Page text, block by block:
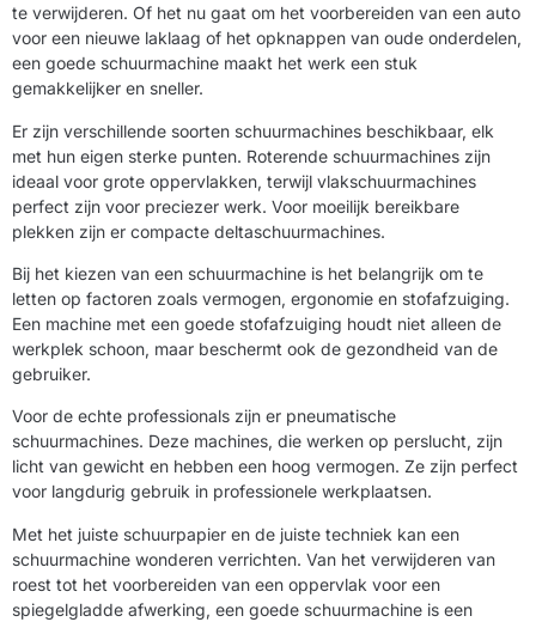
te verwijderen. Of het nu gaat om het voorbereiden van een auto
voor een nieuwe laklaag of het opknappen van oude onderdelen,
een goede schuurmachine maakt het werk een stuk
gemakkelijker en sneller.
Er zijn verschillende soorten schuurmachines beschikbaar, elk
met hun eigen sterke punten. Roterende schuurmachines zijn
ideaal voor grote oppervlakken, terwijl vlakschuurmachines
perfect zijn voor preciezer werk. Voor moeilijk bereikbare
plekken zijn er compacte deltaschuurmachines.
Bij het kiezen van een schuurmachine is het belangrijk om te
letten op factoren zoals vermogen, ergonomie en stofafzuiging.
Een machine met een goede stofafzuiging houdt niet alleen de
werkplek schoon, maar beschermt ook de gezondheid van de
gebruiker.
Voor de echte professionals zijn er pneumatische
schuurmachines. Deze machines, die werken op perslucht, zijn
licht van gewicht en hebben een hoog vermogen. Ze zijn perfect
voor langdurig gebruik in professionele werkplaatsen.
Met het juiste schuurpapier en de juiste techniek kan een
schuurmachine wonderen verrichten. Van het verwijderen van
roest tot het voorbereiden van een oppervlak voor een
spiegelgladde afwerking, een goede schuurmachine is een